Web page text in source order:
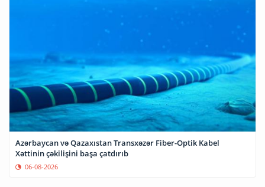
Azərbaycan və Qazaxıstan Transxəzər Fiber-Optik Kabel
Xəttinin çəkilişini başa çatdırıb
06-08-2026